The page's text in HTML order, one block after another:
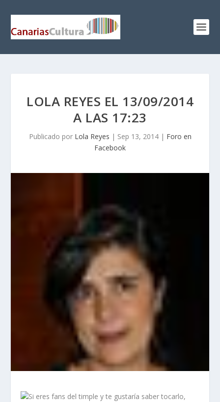
LOLA REYES EL 13/09/2014
A LAS 17:23
Publicado por Lola Reyes | Sep 13, 2014| Foro en
Facebook
Si eres fans del timple y te gustaría saber tocarlo,